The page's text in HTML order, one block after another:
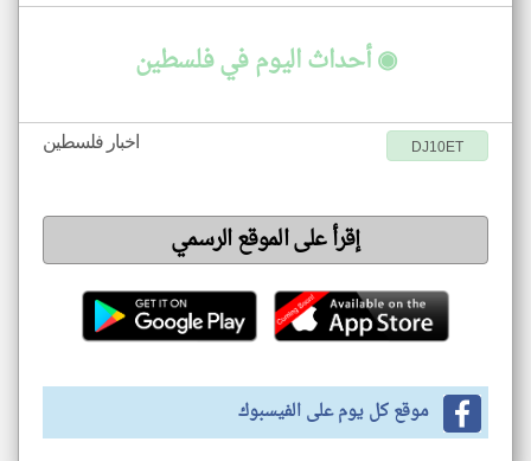
◉ أحداث اليوم في فلسطين
اخبار فلسطين DJ10ET
إقرأ على الموقع الرسمي
موقع كل يوم على الفيسبوك